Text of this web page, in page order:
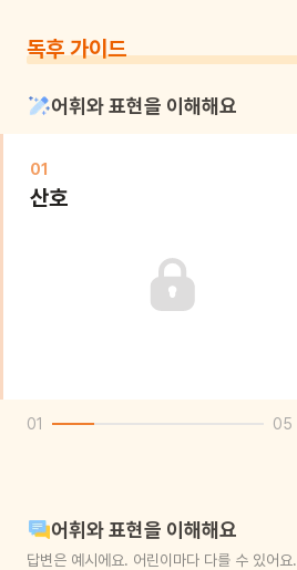
독후 가이드
어휘와 표현을 이해해요
01
산호
01 05
어휘와 표현을 이해해요
답변은 예시에요. 어린이마다 다를 수 있어요.